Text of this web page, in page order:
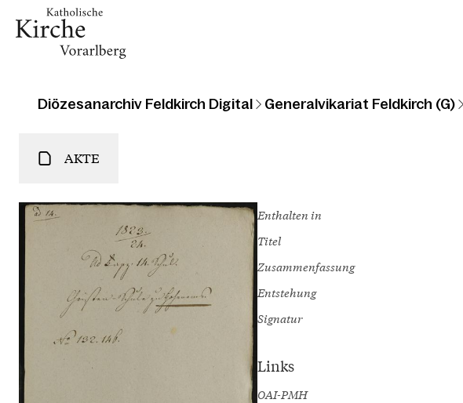
Diözesanarchiv Feldkirch Digital Generalvikariat Feldkirch (G)
AKTE
Enthalten in
Titel
Zusammenfassung
Entstehung
Signatur
Links
OAI-PMH